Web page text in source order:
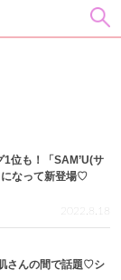
1位も！「SAM’U(サ
になって新登場♡
2022.8.18
さんの間で話題♡シ